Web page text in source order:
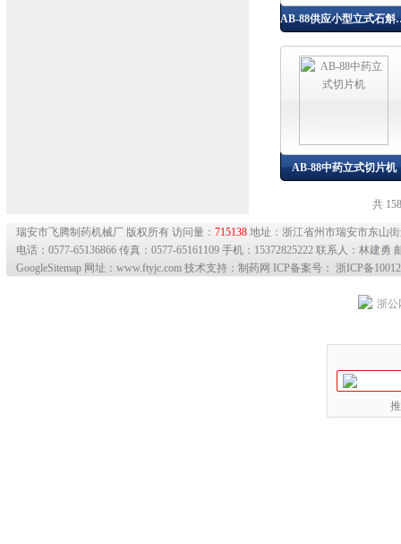
AB-88供应小
AB-88中药立式切片机
共
瑞安市飞腾制药机械厂 版权所有 访问量： 715138 地址：浙江省州市瑞安市东山
电话：0577-65136866 传真：0577-65161109 手机：15372825222 联系人：林建勇
GoogleSitemap 网址：www.ftyjc.com 技术支持：制药网 ICP备案号： 浙ICP备
浙公